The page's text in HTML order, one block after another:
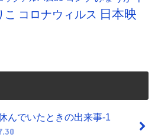
こ コロナウィルス 日本映
んでいたときの出来事-1